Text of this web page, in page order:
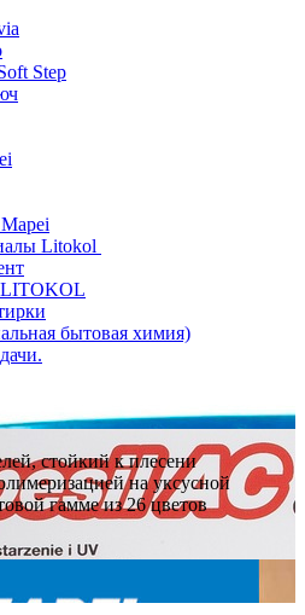
Step
Litokol
LITOKOL
бытовая химия)
стойкий к плесени
на уксусной
гамме из 26 цветов